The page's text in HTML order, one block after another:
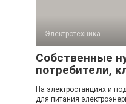
Электротехника
Собственные
потребители,
На электростанциях и
для питания